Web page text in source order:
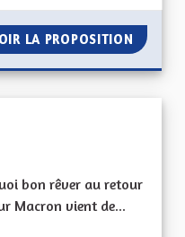
LA PROPOSITION
bon rêver au retour
Macron vient de...